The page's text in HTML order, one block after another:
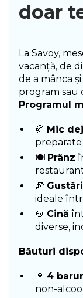
doar
La Savoy,
vacanță, de
de a mânca
program sau
Programul
🥐 Mic
🍽️ Prânz
🍕
ideale
🍲 Cină
diverse,
Băuturi
🍷 4
non-